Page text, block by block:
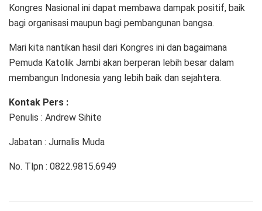
Kongres Nasional ini dapat membawa dampak positif, baik
bagi organisasi maupun bagi pembangunan bangsa.
Mari kita nantikan hasil dari Kongres ini dan bagaimana
Pemuda Katolik Jambi akan berperan lebih besar dalam
membangun Indonesia yang lebih baik dan sejahtera.
Kontak Pers :
Penulis : Andrew Sihite
Jabatan : Jurnalis Muda
No. Tlpn : 0822.9815.6949